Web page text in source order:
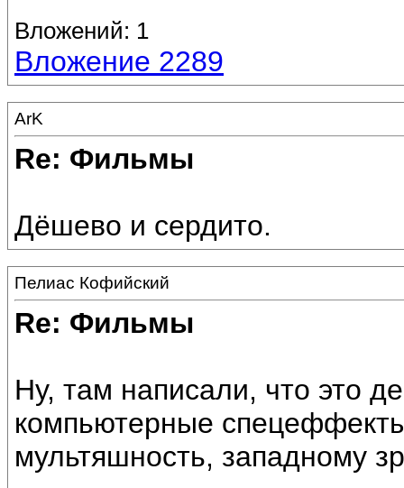
Вложений: 1
Вложение 2289
ArK
Re: Фильмы
Дёшево и сердито.
Пелиас Кофийский
Re: Фильмы
Ну, там написали, что это
компьютерные
мультяшность, западному